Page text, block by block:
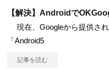
【解決】Androidで
現在、Googleから提供され
「Android5
記事を読む